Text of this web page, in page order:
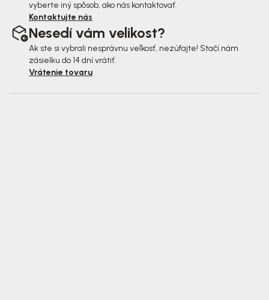
vyberte iný spôsob, ako nás kontaktovať.
Kontaktujte nás
Nesedí vám velikost?
Ak ste si vybrali nesprávnu veľkosť, nezúfajte! Stačí nám
zásielku do 14 dní vrátiť.
Vrátenie tovaru